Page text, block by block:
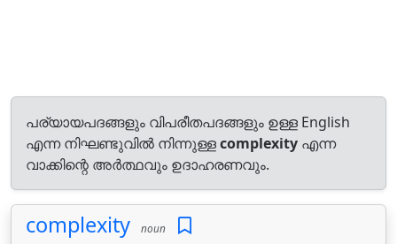
പര്യായപദങ്ങളും വിപരീതപദങ്ങളും ഉള്ള English
എന്ന നിഘണ്ടുവിൽ നിന്നുള്ളcomplexity എന്ന
വാക്കിന്റെ അർത്ഥവും ഉദാഹരണവും.
complexity noun